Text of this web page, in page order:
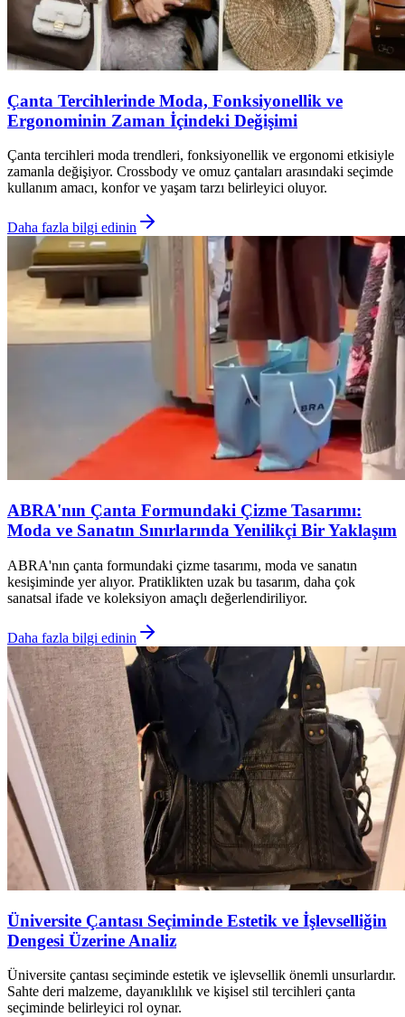
Çanta Tercihlerinde Moda, Fonksiyonellik ve
Ergonominin Zaman İçindeki Değişimi
Çanta tercihleri moda trendleri, fonksiyonellik ve ergonomi etkisiyle
zamanla değişiyor. Crossbody ve omuz çantaları arasındaki seçimde
kullanım amacı, konfor ve yaşam tarzı belirleyici oluyor.
Daha fazla bilgi edinin
ABRA'nın Çanta Formundaki Çizme Tasarımı:
Moda ve Sanatın Sınırlarında Yenilikçi Bir Yaklaşım
ABRA'nın çanta formundaki çizme tasarımı, moda ve sanatın
kesişiminde yer alıyor. Pratiklikten uzak bu tasarım, daha çok
sanatsal ifade ve koleksiyon amaçlı değerlendiriliyor.
Daha fazla bilgi edinin
Üniversite Çantası Seçiminde Estetik ve İşlevselliğin
Dengesi Üzerine Analiz
Üniversite çantası seçiminde estetik ve işlevsellik önemli unsurlardır.
Sahte deri malzeme, dayanıklılık ve kişisel stil tercihleri çanta
seçiminde belirleyici rol oynar.